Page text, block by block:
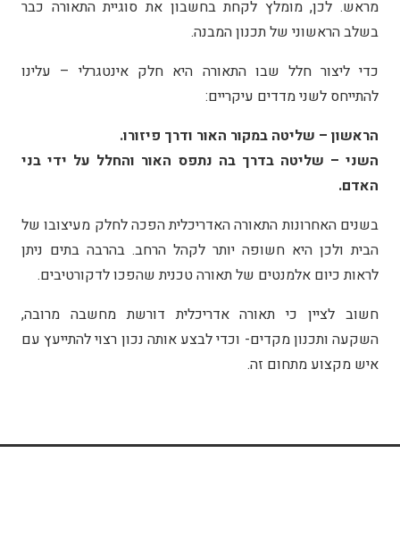
מראש. לכן, מומלץ לקחת בחשבון את סוגיית התאורה כבר
בשלב הראשוני של תכנון המבנה.
כדי ליצור חלל שבו התאורה היא חלק אינטגרלי – עלינו
להתייחס לשני מדדים עיקריים:
הראשון – שליטה במקור האור ודרך פיזורו.
השני – שליטה בדרך בה נתפס האור והחלל על ידי בני
האדם.
בשנים האחרונות התאורה האדריכלית הפכה לחלק מעיצובו של
הבית ולכן היא חשופה יותר לקהל הרחב. בהרבה בתים ניתן
לראות כיום אלמנטים של תאורה טכנית שהפכו לדקורטיבים.
חשוב לציין כי תאורה אדריכלית דורשת מחשבה מרובה,
השקעה ותכנון מקדים- וכדי לבצע אותה נכון רצוי להתייעץ עם
איש מקצוע מתחום זה.